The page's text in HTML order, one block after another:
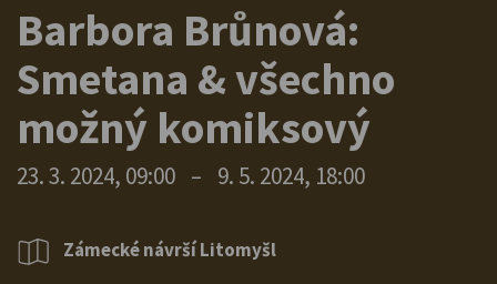
Barbora Brůnová:
Smetana & všechno
možný komiksový
23. 3. 2024, 09:00 – 9. 5. 2024, 18:00
Zámecké návrší Litomyšl